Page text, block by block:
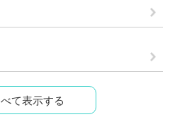
て表示する